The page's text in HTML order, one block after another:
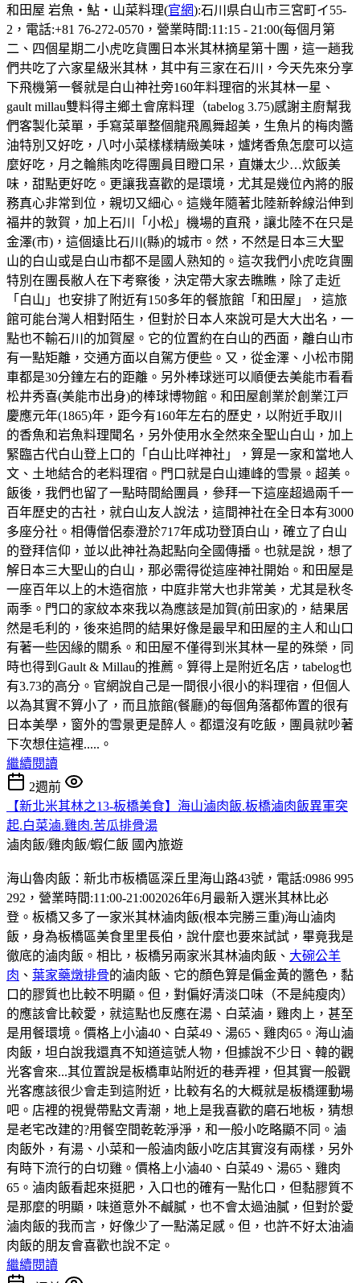
和田屋 岩魚・鮎・山菜料理(官網):石川県白山市三宮町イ55-
2，電話:+81 76-272-0570，營業時間:11:15 - 21:00(每個月第
二、四個星期二小虎吃貨團日本米其林摘星第十團，這一趟我
們共吃了六家星級米其林，其中有三家在石川，今天先來分享
下飛機第一餐就是白山神社旁160年料理宿的米其林一星、
gault millau雙料得主鄉土會席料理（tabelog 3.75)感謝主廚幫我
們客製化菜單，手寫菜單整個龍飛鳳舞超美，生魚片的梅肉醬
油特別又好吃，八吋小菜樣樣精緻美味，爐烤香魚怎麼可以這
麼好吃，月之輪熊肉吃得團員目瞪口呆，直嫌太少…炊飯美
味，甜點更好吃。更讓我喜歡的是環境，尤其是幾位內將的服
務真心非常到位，親切又細心。這幾年隨著北陸新幹線沿伸到
福井的敦賀，加上石川「小松」機場的直飛，讓北陸不在只是
金澤(市)，這個遠比石川(縣)的城市。然，不然是日本三大聖
山的白山或是白山市都不是國人熟知的。這次我們小虎吃貨團
特別在團長敝人在下考察後，決定帶大家去瞧瞧，除了走近
「白山」也安排了附近有150多年的餐旅館「和田屋」，這旅
館可能台灣人相對陌生，但對於日本人來說可是大大出名，一
點也不輸石川的加賀屋。它的位置約在白山的西面，離白山市
有一點矩離，交通方面以自駕方便些。又，從金澤、小松市開
車都是30分鐘左右的距離。另外棒球迷可以順便去美能市看看
松井秀喜(美能市出身)的棒球博物館。和田屋創業於創業江戸
慶應元年(1865)年，距今有160年左右的歷史，以附近手取川
的香魚和岩魚料理聞名，另外使用水全然來全聖山白山，加上
緊臨古代白山登上口的「白山比咩神社」，算是一家和當地人
文、土地結合的老料理宿。門口就是白山連峰的雪景。超美。
飯後，我們也留了一點時間給團員，參拜一下這座超過兩千一
百年歷史的古社，就白山友人說法，這間神社在全日本有3000
多座分社。相傳僧侶泰澄於717年成功登頂白山，確立了白山
的登拜信仰，並以此神社為起點向全國傳播。也就是說，想了
解日本三大聖山的白山，那必需得從這座神社開始。和田屋是
一座百年以上的木造宿旅，中庭非常大也非常美，尤其是秋冬
兩季。門口的家紋本來我以為應該是加賀(前田家)的，結果居
然是毛利的，後來追問的結果好像是最早和田屋的主人和山口
有著一些因緣的關系。和田屋不僅得到米其林一星的殊榮，同
時也得到Gault & Millau的推薦。算得上是附近名店，tabelog也
有3.73的高分。官網說自己是一間很小很小的料理宿，但個人
以為其實不算小了，而且旅館(餐廳)的每個角落都佈置的很有
日本美學，窗外的雪景更是醉人。都還沒有吃飯，團員就吵著
下次想住這裡.....。
繼續閱讀
2週前
【新北米其林之13-板橋美食】海山滷肉飯.板橋滷肉飯異軍突
起.白菜滷.雞肉.苦瓜排骨湯
滷肉飯/雞肉飯/蝦仁飯 國內旅遊
海山魯肉飯：新北市板橋區深丘里海山路43號，電話:0986 995
292，營業時間:11:00-21:002026年6月最新入選米其林比必
登。板橋又多了一家米其林滷肉飯(根本完勝三重)海山滷肉
飯，身為板橋區美食里里長伯，說什麼也要來試試，畢竟我是
徹底的滷肉飯。相比，板橋另兩家米其林滷肉飯、 大碗公羊
肉 、 葉家藥燉排骨的滷肉飯、它的顏色算是偏金黃的醬色，黏
口的膠質也比較不明顯。但，對偏好清淡口味（不是純瘦肉）
的應該會比較愛，就這點也反應在湯、白菜滷，雞肉上，甚至
是用餐環境。價格上小滷40、白菜49、湯65、雞肉65。海山滷
肉飯，坦白說我還真不知道這號人物，但據說不少日、韓的觀
光客會來...其位置說是板橋車站附近的巷弄裡，但其實一般觀
光客應該很少會走到這附近，比較有名的大概就是板橋運動場
吧。店裡的視覺帶點文青潮，地上是我喜歡的磨石地板，猜想
是老宅改建的?用餐空間乾乾淨淨，和一般小吃略顯不同。滷
肉飯外，有湯、小菜和一般滷肉飯小吃店其實沒有兩樣，另外
有時下流行的白切雞。價格上小滷40、白菜49、湯65、雞肉
65。滷肉飯看起來挺肥，入口也的確有一點化口，但黏膠質不
是那麼的明顯，味道意外不鹹膩，也不會太過油膩，但對於愛
滷肉飯的我而言，好像少了一點滿足感。但，也許不好太油滷
肉飯的朋友會喜歡也說不定。
繼續閱讀